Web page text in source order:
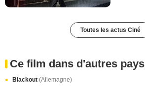
Toutes les actus Ciné
Ce film dans d'autres pays
Blackout (Allemagne)